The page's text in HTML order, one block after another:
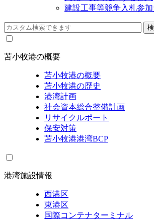
建設工事等競争入札参
苫小牧港の概要
苫小牧港の概要
苫小牧港の歴史
港湾計画
社会資本総合整備計画
リサイクルポート
保安対策
苫小牧港港湾BCP
港湾施設情報
西港区
東港区
国際コンテナターミナル